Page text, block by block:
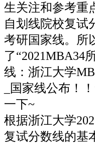
生关注和参考重
自划线院校复试
考研国家线。所
了“2021MBA34
线：浙江大学
_国家线公布！
一下~
根据浙江大学
复试分数线的基